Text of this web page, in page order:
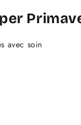
avec soin